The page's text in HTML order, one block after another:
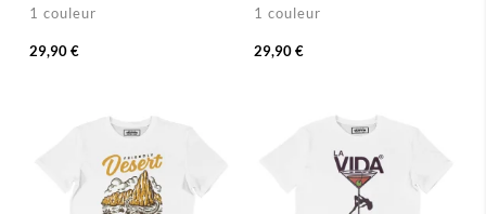
1 couleur
29,90 €
1 couleur
29,90 €